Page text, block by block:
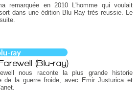
remarquée en 2010 L'homme qui voulait
dans une édition Blu Ray trés reussie. Le
(Blu-ray)
nous raconte la plus grande historie
de la guerre froide, avec Emir Justurica et